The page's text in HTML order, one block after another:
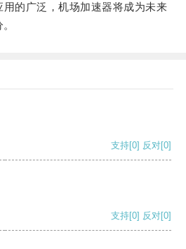
的广泛，机场加速器将成为未来
支持[0] 反对[0]
支持[0] 反对[0]